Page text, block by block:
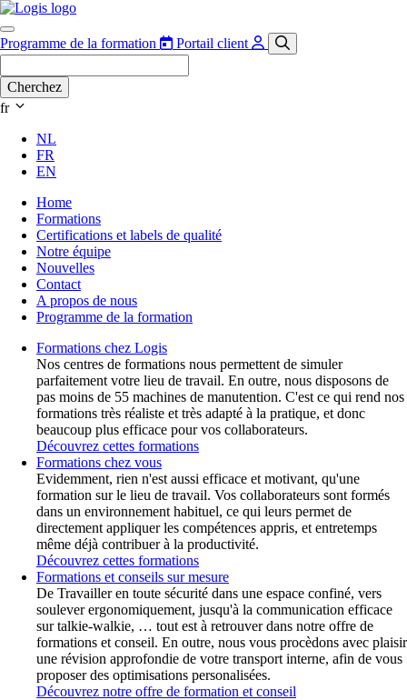
Programme de la formation Portail client
fr
NL
FR
EN
Home
Formations
Certifications et labels de qualité
Notre équipe
Nouvelles
Contact
A propos de nous
Programme de la formation
Formations chez Logis
Nos centres de formations nous permettent de simuler
parfaitement votre lieu de travail. En outre, nous disposons de
pas moins de 55 machines de manutention. C'est ce qui rend nos
formations très réaliste et très adapté à la pratique, et donc
beaucoup plus efficace pour vos collaborateurs.
Découvrez cettes formations
Formations chez vous
Evidemment, rien n'est aussi efficace et motivant, qu'une
formation sur le lieu de travail. Vos collaborateurs sont formés
dans un environnement habituel, ce qui leurs permet de
directement appliquer les compétences appris, et entretemps
même déjà contribuer à la productivité.
Découvrez cettes formations
Formations et conseils sur mesure
De Travailler en toute sécurité dans une espace confiné, vers
soulever ergonomiquement, jusqu'à la communication efficace
sur talkie-walkie, … tout est à retrouver dans notre offre de
formations et conseil. En outre, nous vous procèdons avec plaisir
une révision approfondie de votre transport interne, afin de vous
proposer des optimisations personalisées.
Découvrez notre offre de formation et conseil